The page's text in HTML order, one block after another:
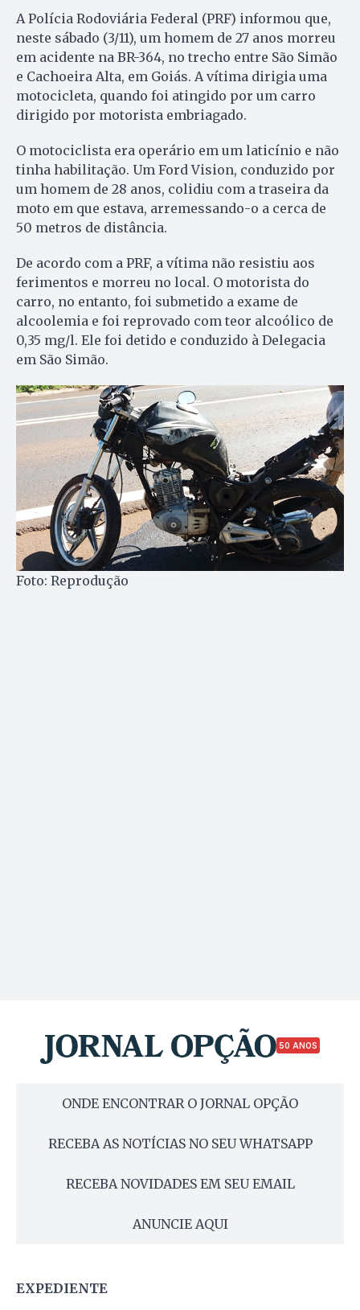
A Polícia Rodoviária Federal (PRF) informou que,
neste sábado (3/11), um homem de 27 anos morreu
em acidente na BR-364, no trecho entre São Simão
e Cachoeira Alta, em Goiás. A vítima dirigia uma
motocicleta, quando foi atingido por um carro
dirigido por motorista embriagado.
O motociclista era operário em um laticínio e não
tinha habilitação. Um Ford Vision, conduzido por
um homem de 28 anos, colidiu com a traseira da
moto em que estava, arremessando-o a cerca de
50 metros de distância.
De acordo com a PRF, a vítima não resistiu aos
ferimentos e morreu no local. O motorista do
carro, no entanto, foi submetido a exame de
alcoolemia e foi reprovado com teor alcoólico de
0,35 mg/l. Ele foi detido e conduzido à Delegacia
em São Simão.
Foto: Reprodução
50 ANOS
ONDE ENCONTRAR O JORNAL OPÇÃO
RECEBA AS NOTÍCIAS NO SEU WHATSAPP
RECEBA NOVIDADES EM SEU EMAIL
ANUNCIE AQUI
EXPEDIENTE